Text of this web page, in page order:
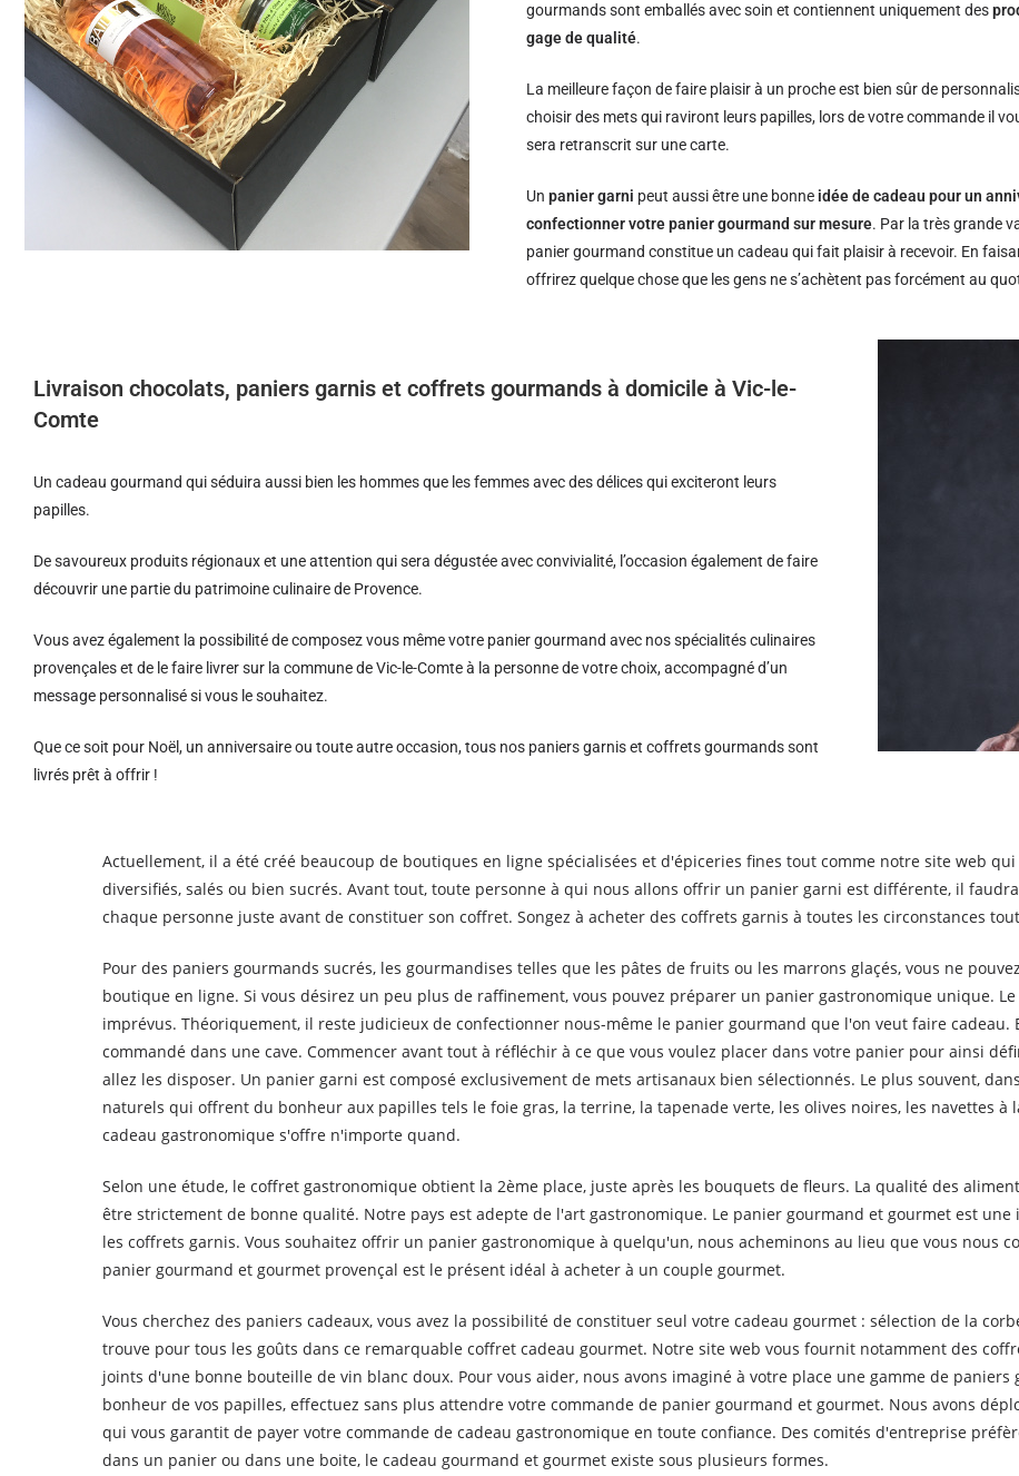
gourmands sont emballés avec soin et contiennent uniquement des
gage de qualité.
La meilleure façon de faire plaisir à un proche est bien sûr de
choisir des mets qui raviront leurs papilles, lors de votre commande il
sera retranscrit sur une carte.
Unpanier garni peut aussi être une bonne idée de cadeau pour un
confectionner votre panier gourmand sur mesure. Par la très grande
panier gourmand constitue un cadeau qui fait plaisir à recevoir. En
offrirez quelque chose que les gens ne s’achètent pas forcément au
Livraison chocolats, paniers garnis et coffrets gourmands à domicile à Vic-le-
Comte
Un cadeau gourmand qui séduira aussi bien les hommes que les femmes avec des délices qui exciteront leurs
papilles.
De savoureux produits régionaux et une attention qui sera dégustée avec convivialité, l’occasion également de faire
découvrir une partie du patrimoine culinaire de Provence.
Vous avez également la possibilité de composez vous même votre panier gourmand avec nos spécialités culinaires
provençales et de le faire livrer sur la commune de Vic-le-Comte à la personne de votre choix, accompagné d’un
message personnalisé si vous le souhaitez.
Que ce soit pour Noël, un anniversaire ou toute autre occasion, tous nos paniers garnis et coffrets gourmands sont
livrés prêt à offrir !
Actuellement, il a été créé beaucoup de boutiques en ligne spécialisées et d'épiceries fines tout comme notre site web
diversifiés, salés ou bien sucrés. Avant tout, toute personne à qui nous allons offrir un panier garni est différente, il
chaque personne juste avant de constituer son coffret. Songez à acheter des coffrets garnis à toutes les circonstances
Pour des paniers gourmands sucrés, les gourmandises telles que les pâtes de fruits ou les marrons glaçés, vous ne
boutique en ligne. Si vous désirez un peu plus de raffinement, vous pouvez préparer un panier gastronomique unique.
imprévus. Théoriquement, il reste judicieux de confectionner nous-même le panier gourmand que l'on veut faire
commandé dans une cave. Commencer avant tout à réfléchir à ce que vous voulez placer dans votre panier pour ainsi
allez les disposer. Un panier garni est composé exclusivement de mets artisanaux bien sélectionnés. Le plus souvent,
naturels qui offrent du bonheur aux papilles tels le foie gras, la terrine, la tapenade verte, les olives noires, les navettes
cadeau gastronomique s'offre n'importe quand.
Selon une étude, le coffret gastronomique obtient la 2ème place, juste après les bouquets de fleurs. La qualité des
être strictement de bonne qualité. Notre pays est adepte de l'art gastronomique. Le panier gourmand et gourmet est
les coffrets garnis. Vous souhaitez offrir un panier gastronomique à quelqu'un, nous acheminons au lieu que vous nous
panier gourmand et gourmet provençal est le présent idéal à acheter à un couple gourmet.
Vous cherchez des paniers cadeaux, vous avez la possibilité de constituer seul votre cadeau gourmet : sélection de la
trouve pour tous les goûts dans ce remarquable coffret cadeau gourmet. Notre site web vous fournit notamment des
joints d'une bonne bouteille de vin blanc doux. Pour vous aider, nous avons imaginé à votre place une gamme de
bonheur de vos papilles, effectuez sans plus attendre votre commande de panier gourmand et gourmet. Nous avons
qui vous garantit de payer votre commande de cadeau gastronomique en toute confiance. Des comités d'entreprise
dans un panier ou dans une boite, le cadeau gourmand et gourmet existe sous plusieurs formes.